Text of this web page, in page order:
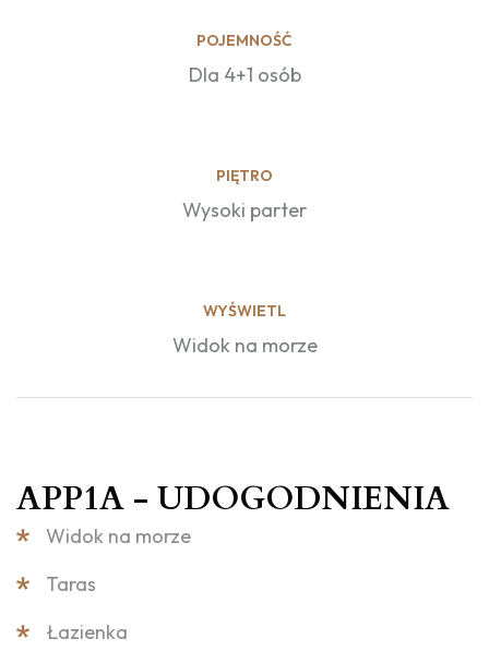
POJEMNOŚĆ
Dla 4+1 osób
PIĘTRO
Wysoki parter
WYŚWIETL
Widok na morze
APP1A - UDOGODNIENIA
Widok na morze
Taras
Łazienka